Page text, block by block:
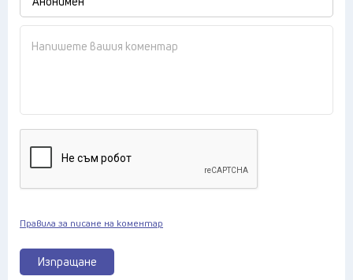
Изпращане
Правила за писане на коментар